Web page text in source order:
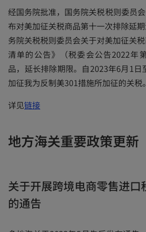
a
n
e
w
t
a
经国务院批准，国务院关税税则委员
布对美加征关税商品第十一次排除延
务院关税税则委员会关于对美加征关
清单的公告》（税委会公告2022年
品，延长排除期限。自2023年6月1日
加征我为反制美301措施所加征的关税。
详见链接o
e
n
n
a
地方海关重要政策更新
关于开展跨境电商零售进口
的通告